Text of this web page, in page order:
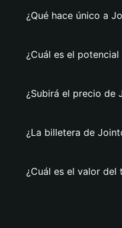
¿Qué hace único a
¿Cuál es el
¿Subirá el precio de
¿La billetera de
¿Cuál es el valor del